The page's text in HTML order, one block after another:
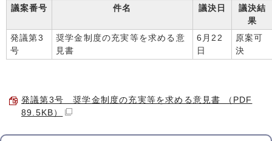
議案番号 件名 議決日
議決結
果
発議第3
号
奨学金制度の充実等を求める意
見書
6月22
日
原案可
決
発議第3号 奨学金制度の充実等を求める意見書 （PDF
89.5KB）